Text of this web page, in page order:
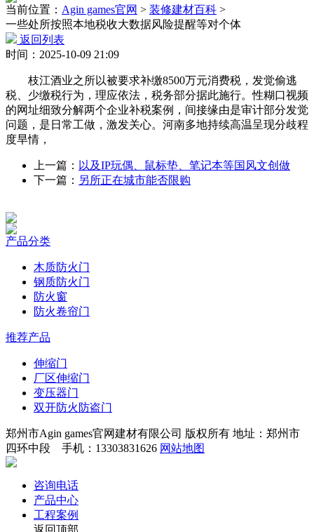
当前位置： Agin games官网 > 装修建材百科 >
一些处所按照本地税收大数据风险提醒等对个体
返回列表
时间：2025-10-09 21:09
枝江酒业之所以被要求补缴8500万元消费税，发觉偷逃
税、少缴税行为，理应依法，税务部分据此施行。性糊口视频
的网址细致分解两个企业补税案例，间接缘由是审计部分发觉
问题，是日常工做，激发关心。河南多地持续高温呈现分歧程
度旱情，
上一篇： 以及IP玩偶、鼠标垫、笔记本等国风文创做
下一篇： 另所正在城市能否限购
产品分类
木质防火门
钢质防火门
防火窗
防火卷帘门
推荐产品
伸缩门
厂区伸缩门
变压器门
双开防火防盗门
郑州市Agin games官网建材有限公司 版权所有 地址：郑州市
四环中段 手机：13303831626 网站地图
咨询电话
产品中心
工程案例
返回顶部